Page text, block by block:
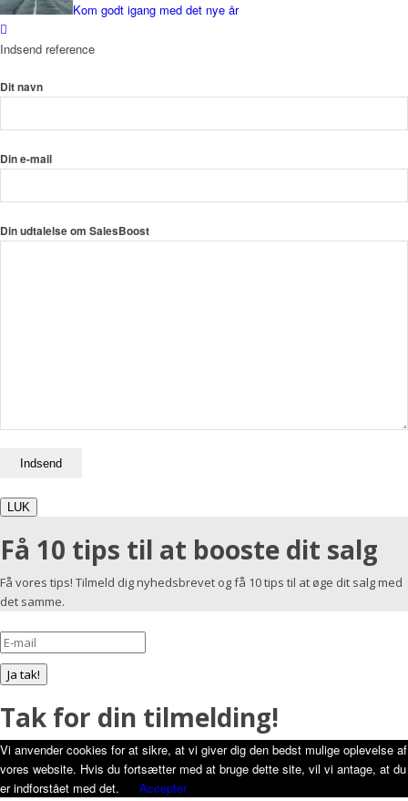
Kom godt igang med det nye år
Indsend reference
Dit navn
Din e-mail
Din udtalelse om SalesBoost
LUK
Få 10 tips til at booste dit salg
Få vores tips! Tilmeld dig nyhedsbrevet og få 10 tips til at øge dit salg med
det samme.
Ja tak!
Tak for din tilmelding!
Vi anvender cookies for at sikre, at vi giver dig den bedst mulige oplevelse af
vores website. Hvis du fortsætter med at bruge dette site, vil vi antage, at du
er indforstået med det.
Accepter